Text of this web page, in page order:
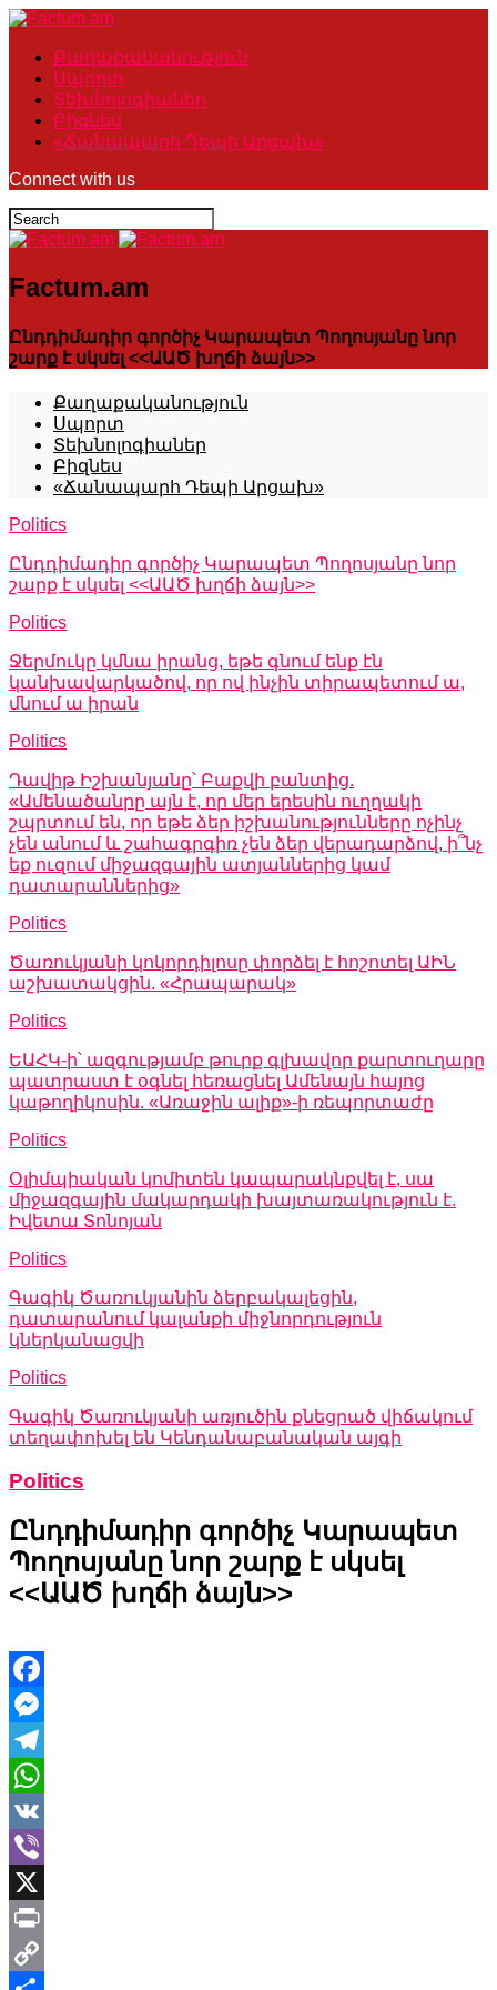
Քաղաքականություն
Սպորտ
Տեխնոլոգիաներ
Բիզնես
«Ճանապարհ Դեպի Արցախ»
Connect with us
Factum.am
Ընդդիմադիր գործիչ Կարապետ Պողոսյանը նոր
շարք է սկսել <<ԱԱԾ խղճի ձայն>>
Քաղաքականություն
Սպորտ
Տեխնոլոգիաներ
Բիզնես
«Ճանապարհ Դեպի Արցախ»
Politics
Ընդդիմադիր գործիչ Կարապետ Պողոսյանը նոր
շարք է սկսել <<ԱԱԾ խղճի ձայն>>
Politics
Ջերմուկը կմնա իրանց, եթե գնում ենք էն
կանխավարկածով, որ ով ինչին տիրապետում ա,
մնում ա իրան
Politics
Դավիթ Իշխանյանը՝ Բաքվի բանտից.
«Ամենածանրը այն է, որ մեր երեսին ուղղակի
շպրտում են, որ եթե ձեր իշխանությունները ոչինչ
չեն անում և շահագրգիռ չեն ձեր վերադարձով, ի՞նչ
եք ուզում միջազգային ատյաններից կամ
դատարաններից»
Politics
Ծառուկյանի կոկորդիլոսը փորձել է հոշոտել ԱԻՆ
աշխատակցին. «Հրապարակ»
Politics
ԵԱՀԿ-ի՝ ազգությամբ թուրք գլխավոր քարտուղարը
պատրաստ է օգնել հեռացնել Ամենայն հայոց
կաթողիկոսին. «Առաջին ալիք»-ի ռեպորտաժը
Politics
Օլիմպիական կոմիտեն կապարակնքվել է, սա
միջազգային մակարդակի խայտառակություն է.
Իվետա Տոնոյան
Politics
Գագիկ Ծառուկյանին ձերբակալեցին,
դատարանում կալանքի միջնորդություն
կներկանացվի
Politics
Գագիկ Ծառուկյանի առյուծին քնեցրած վիճակում
տեղափոխել են Կենդանաբանական այգի
Politics
Ընդդիմադիր գործիչ Կարապետ
Պողոսյանը նոր շարք է սկսել
<<ԱԱԾ խղճի ձայն>>
Facebook
Messenger
Telegram
WhatsApp
VK
Viber
X
Print